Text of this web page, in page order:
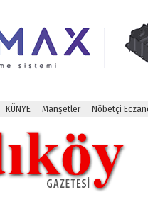
KÜNYE Manşetler Nöbetçi